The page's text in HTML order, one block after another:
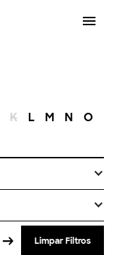
K L M N O
Limpar Filtros